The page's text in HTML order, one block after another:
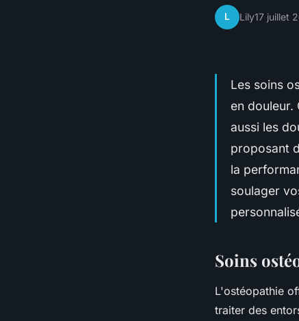
L Lily17 juillet
Les soins
en douleur.
aussi les
proposant
la
soulager
Soins
L'ostéopathie
traiter des